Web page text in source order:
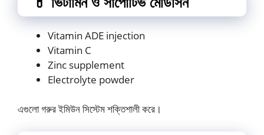
Vitamin ADE injection
Vitamin C
Zinc supplement
Electrolyte powder
এগুলো গরুর ইমিউন সিস্টেম শক্তিশালী করে।